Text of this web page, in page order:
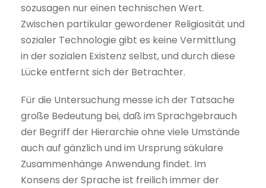
sozusagen nur einen technischen Wert.
Zwischen partikular gewordener Religiosität und
sozialer Technologie gibt es keine Vermittlung
in der sozialen Existenz selbst, und durch diese
Lücke entfernt sich der Betrachter.
Für die Untersuchung messe ich der Tatsache
große Bedeutung bei, daß im Sprachgebrauch
der Begriff der Hierarchie ohne viele Umstände
auch auf gänzlich und im Ursprung säkulare
Zusammenhänge Anwendung findet. Im
Konsens der Sprache ist freilich immer der